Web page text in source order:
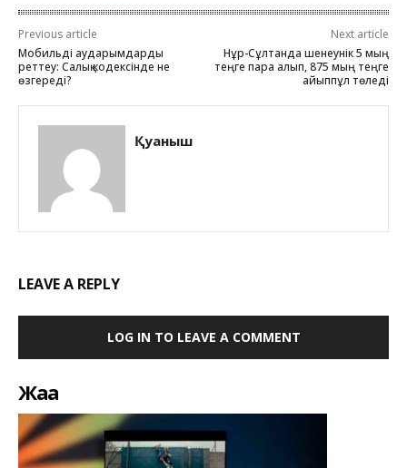
Previous article
Мобильді аударымдарды
реттеу: Салық кодексінде не
өзгереді?
Next article
Нұр-Сұлтанда шенеунік 5 мың
теңге пара алып, 875 мың теңге
айыппұл төледі
Қуаныш
LEAVE A REPLY
LOG IN TO LEAVE A COMMENT
Жаңа